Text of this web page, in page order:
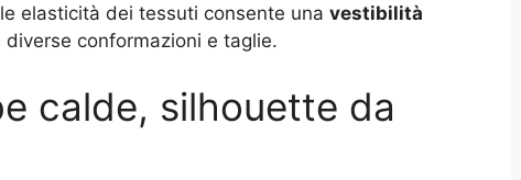
elasticità dei tessuti consente una vestibilità
conformazioni e taglie.
calde, silhouette da